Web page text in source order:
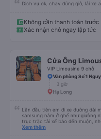
Dịch vụ ok, chạy đúng giờ, lái xe
Không cần thanh toán trước
Xác nhận chỗ ngay lập tức
Cửa Ông
VIP Limousine 9 chỗ
Văn phòng Số 1
3 giờ
Hạ Long
Lần đầu tiên em đi xe đường dài
samsung nằm ở ghế như giường
trục trặc tài xế báo đến muộn,
trên hệ thống. Anh tài xế Văn Sĩ
Xem thêm